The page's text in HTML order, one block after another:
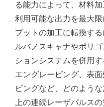
る能力によって、材料
利用可能な出力を最大
プットの加工に転換す
ルバノスキャナやポリ
ションシステムを併用
エングレービング、表
ビングなど、どのよう
上の連続レーザパルス